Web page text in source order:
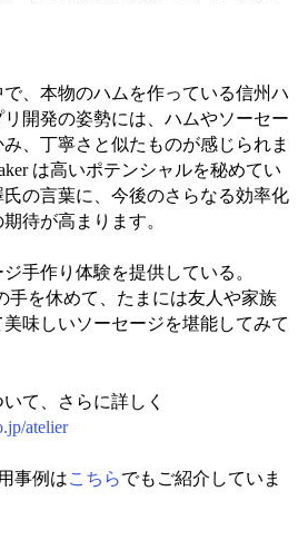
、本物のハムを作っている信州ハ
開発の姿勢には、ハムやソーセー
、丁寧さと似たものが感じられま
は高いポテンシャルを秘めてい
の言葉に、今後のさらなる効率化
待が高まります。
手作り体験を提供している。
手を休めて、たまには友人や家族
味しいソーセージを堪能してみて
て、さらに詳しく
atelier
事例はこちらでもご紹介していま